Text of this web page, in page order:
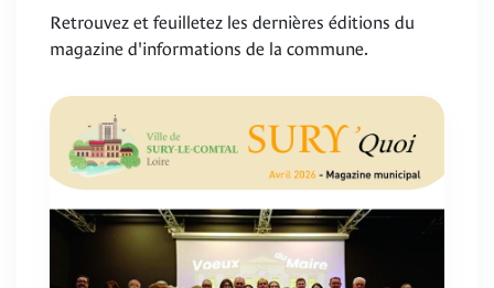
Retrouvez et feuilletez les dernières éditions du
magazine d'informations de la commune.